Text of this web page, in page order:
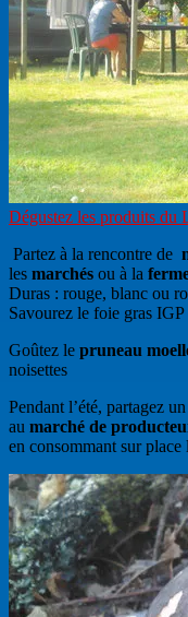
Dégustez les produits du
Partez à la rencontre de
les marchés ou à la
Duras : rouge, blanc ou
Savourez le foie gras
Goûtez le pruneau
noisettes
Pendant l’été, partagez
au marché de
en consommant sur